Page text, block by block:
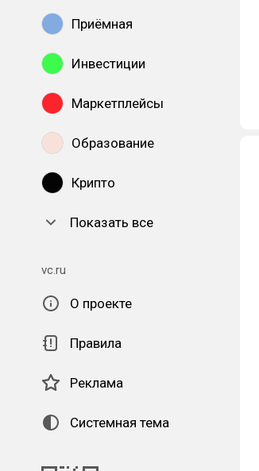
Приёмная
Инвестиции
Маркетплейсы
Образование
Крипто
Показать все
vc.ru
О проекте
Правила
Реклама
Системная тема